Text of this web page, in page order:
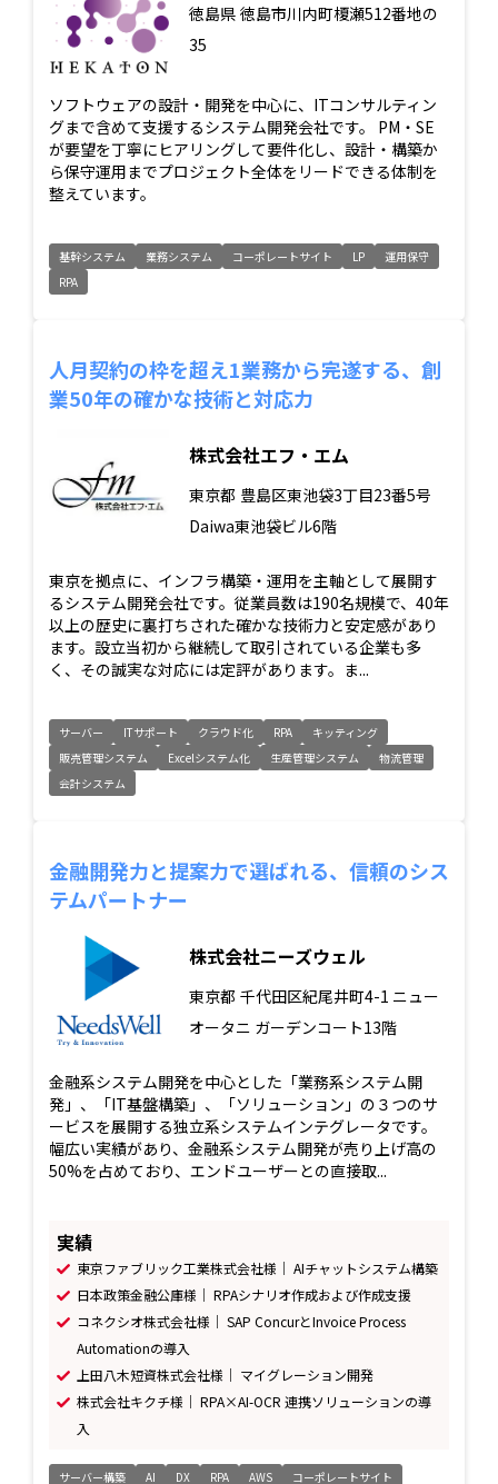
徳島県 徳島市川内町榎瀬512番地の
35
ソフトウェアの設計・開発を中心に、ITコンサルティン
グまで含めて支援するシステム開発会社です。 PM・SE
が要望を丁寧にヒアリングして要件化し、設計・構築か
ら保守運用までプロジェクト全体をリードできる体制を
整えています。
基幹システム 業務システム コーポレートサイト LP
運用保守
RPA
人月契約の枠を超え1業務から完遂する、創
業50年の確かな技術と対応力
株式会社エフ・エム
東京都 豊島区東池袋3丁目23番5号
Daiwa東池袋ビル6階
東京を拠点に、インフラ構築・運用を主軸として展開す
るシステム開発会社です。従業員数は190名規模で、40年
以上の歴史に裏打ちされた確かな技術力と安定感があり
ます。設立当初から継続して取引されている企業も多
く、その誠実な対応には定評があります。ま...
サーバー ITサポート クラウド化 RPA
キッティング
販売管理システム
Excelシステム化 生産管理システム
物流管理
会計システム
金融開発力と提案力で選ばれる、信頼のシス
テムパートナー
株式会社ニーズウェル
東京都 千代田区紀尾井町4-1 ニュー
オータニ ガーデンコート13階
金融系システム開発を中心とした「業務系システム開
発」、「IT基盤構築」、「ソリューション」の３つのサ
ービスを展開する独立系システムインテグレータです。
幅広い実績があり、金融系システム開発が売り上げ高の
50%を占めており、エンドユーザーとの直接取...
実績
東京ファブリック工業株式会社様｜ AIチャットシステム構築
日本政策金融公庫様｜ RPAシナリオ作成および作成支援
コネクシオ株式会社様｜ SAP ConcurとInvoice Process
Automationの導入
上田八木短資株式会社様｜ マイグレーション開発
株式会社キクチ様｜ RPA×AI-OCR 連携ソリューションの導
入
サーバー構築 AI DX RPA AWS コーポレートサイト